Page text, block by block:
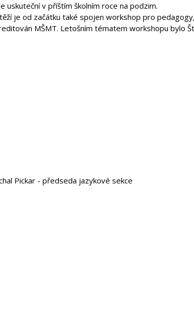
uskuteční v příštím školním roce na podzim.
je od začátku také spojen workshop pro
MŠMT. Letošním tématem workshopu bylo
Pickar - předseda jazykové sekce